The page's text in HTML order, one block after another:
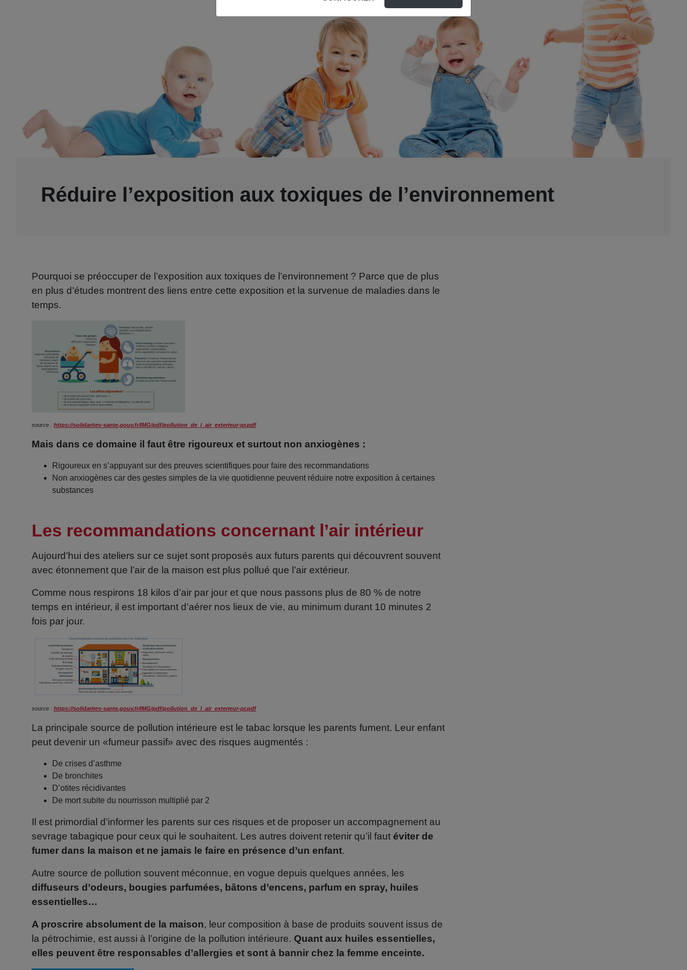
Réduire l’exposition aux toxiques de l’environnement
Pourquoi se préoccuper de l’exposition aux toxiques de l’environnement ? Parce que de plus
en plus d’études montrent des liens entre cette exposition et la survenue de maladies dans le
temps.
source : https://solidarites-sante.gouv.fr/IMG/pdf/pollution_de_l_air_exterieur-qr.pdf
Mais dans ce domaine il faut être rigoureux et surtout non anxiogènes :
Rigoureux en s’appuyant sur des preuves scientifiques pour faire des recommandations
Non anxiogènes car des gestes simples de la vie quotidienne peuvent réduire notre exposition à certaines
substances
Les recommandations concernant l’air intérieur
Aujourd’hui des ateliers sur ce sujet sont proposés aux futurs parents qui découvrent souvent
avec étonnement que l’air de la maison est plus pollué que l’air extérieur.
Comme nous respirons 18 kilos d’air par jour et que nous passons plus de 80 % de notre
temps en intérieur, il est important d’aérer nos lieux de vie, au minimum durant 10 minutes 2
fois par jour.
source : https://solidarites-sante.gouv.fr/IMG/pdf/pollution_de_l_air_exterieur-qr.pdf
La principale source de pollution intérieure est le tabac lorsque les parents fument. Leur enfant
peut devenir un «fumeur passif» avec des risques augmentés :
De crises d’asthme
De bronchites
D’otites récidivantes
De mort subite du nourrisson multiplié par 2
Il est primordial d’informer les parents sur ces risques et de proposer un accompagnement au
sevrage tabagique pour ceux qui le souhaitent. Les autres doivent retenir qu’il faut éviter de
fumer dans la maison et ne jamais le faire en présence d’un enfant.
Autre source de pollution souvent méconnue, en vogue depuis quelques années, les
diffuseurs d’odeurs, bougies parfumées, bâtons d’encens, parfum en spray, huiles
essentielles…
A proscrire absolument de la maison, leur composition à base de produits souvent issus de
la pétrochimie, est aussi à l’origine de la pollution intérieure. Quant aux huiles essentielles,
elles peuvent être responsables d’allergies et sont à bannir chez la femme enceinte.